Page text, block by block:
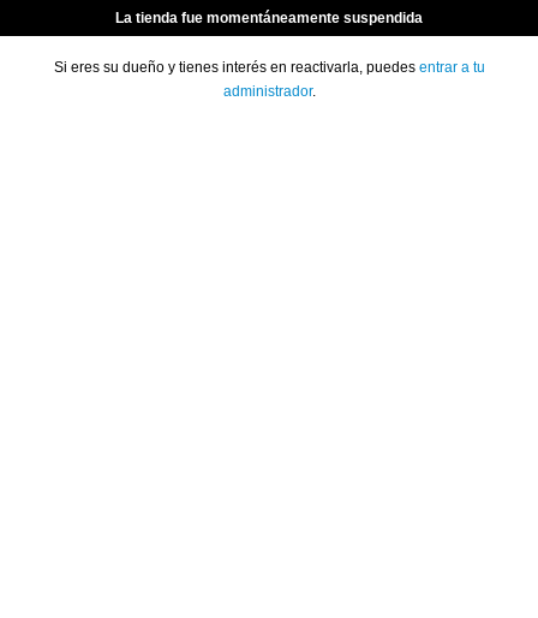
La tienda fue momentáneamente suspendida
Si eres su dueño y tienes interés en reactivarla, puedes entrar a tu
administrador.